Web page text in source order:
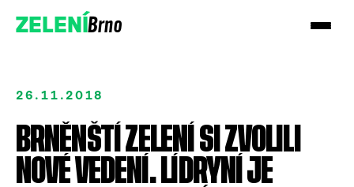
ZELENÍBrno
26.11.2018
BRNĚNŠTÍ ZELENÍ SI ZVOLILI
NOVÉ VEDENÍ. LÍDRYNÍ JE